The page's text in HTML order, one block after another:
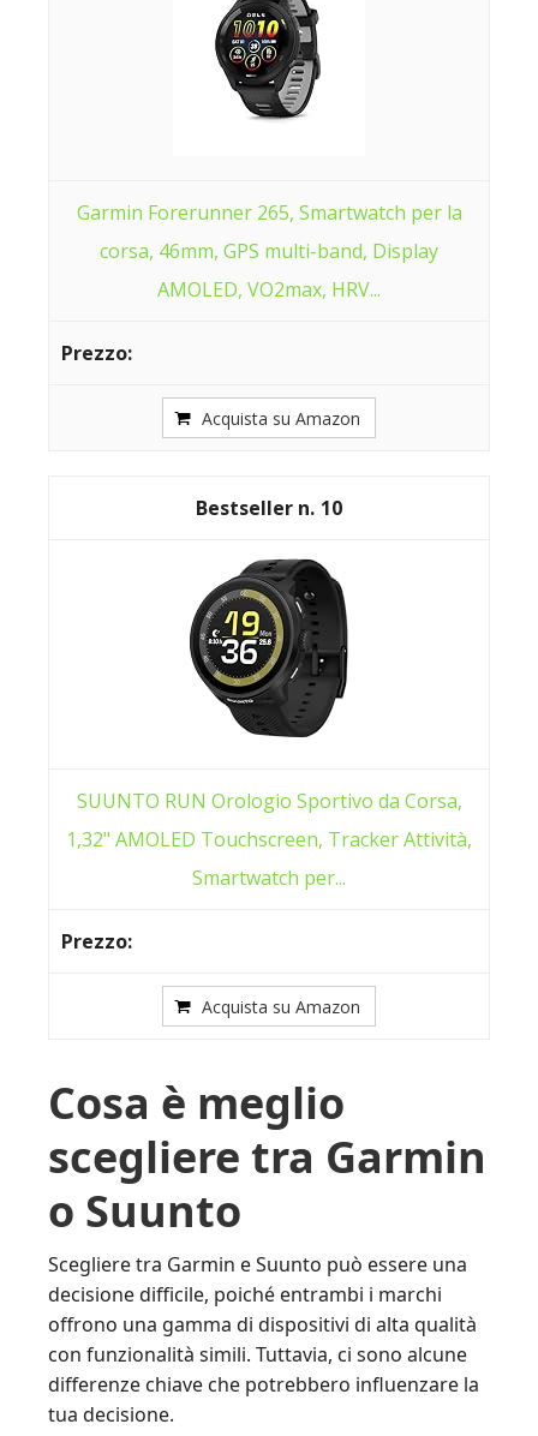
Garmin Forerunner 265, Smartwatch per la
corsa, 46mm, GPS multi-band, Display
AMOLED, VO2max, HRV...
Acquista su Amazon
10
SUUNTO RUN Orologio Sportivo da Corsa,
1,32" AMOLED Touchscreen, Tracker Attività,
Smartwatch per...
Acquista su Amazon
Cosa è meglio
scegliere tra Garmin
o Suunto
Scegliere tra Garmin e Suunto può essere una
decisione difficile, poiché entrambi i marchi
offrono una gamma di dispositivi di alta qualità
con funzionalità simili. Tuttavia, ci sono alcune
differenze chiave che potrebbero influenzare la
tua decisione.